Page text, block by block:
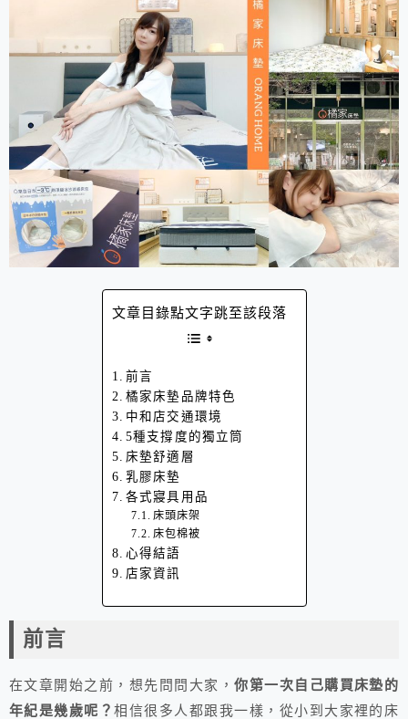
文章目錄點文字跳至該段落
前言
橘家床墊品牌特色
中和店交通環境
5種支撐度的獨立筒
床墊舒適層
乳膠床墊
各式寢具用品
床頭床架
床包棉被
心得結語
店家資訊
前言
在文章開始之前，想先問問大家，你第一次自己購買床墊的
年紀是幾歲呢？相信很多人都跟我一樣，從小到大家裡的床